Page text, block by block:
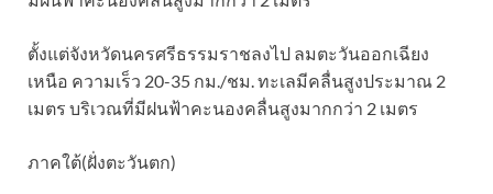
ตั้งแต่จังหวัดนครศรีธรรมราชลงไป ลมตะวันออกเฉียง
เหนือ ความเร็ว 20-35 กม./ชม. ทะเลมีคลื่นสูงประมาณ 2
เมตร บริเวณที่มีฝนฟ้าคะนองคลื่นสูงมากกว่า 2 เมตร
ภาคใต้(ฝั่งตะวันตก)